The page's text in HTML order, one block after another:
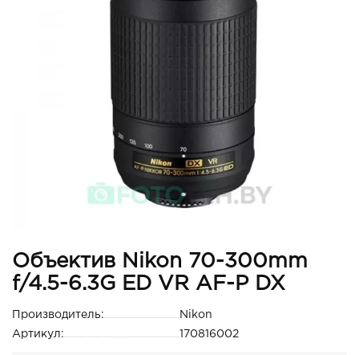
Объектив Nikon 70-300mm
f/4.5-6.3G ED VR AF-P DX
Производитель:
Nikon
Артикул:
170816002